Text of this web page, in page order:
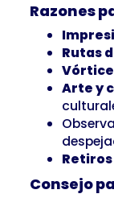
Razones
Rutas
Arte y
Retiros
Consejo